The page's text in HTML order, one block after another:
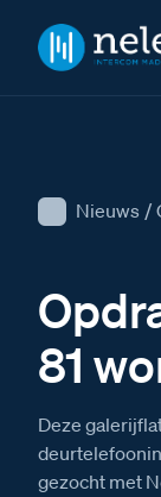
Nieuws /
81
Deze
gezocht met